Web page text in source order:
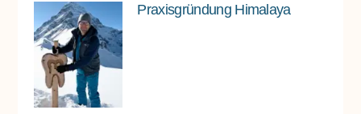
Praxisgründung Himalaya